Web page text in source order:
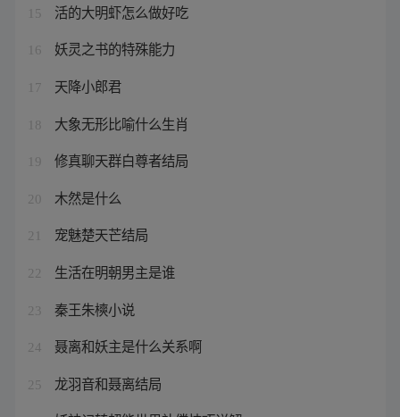
15 活的大明虾怎么做好吃
16 妖灵之书的特殊能力
17 天降小郎君
18 大象无形比喻什么生肖
19 修真聊天群白尊者结局
20 木然是什么
21 宠魅楚天芒结局
22 生活在明朝男主是谁
23 秦王朱樉小说
24 聂离和妖主是什么关系啊
25 龙羽音和聂离结局